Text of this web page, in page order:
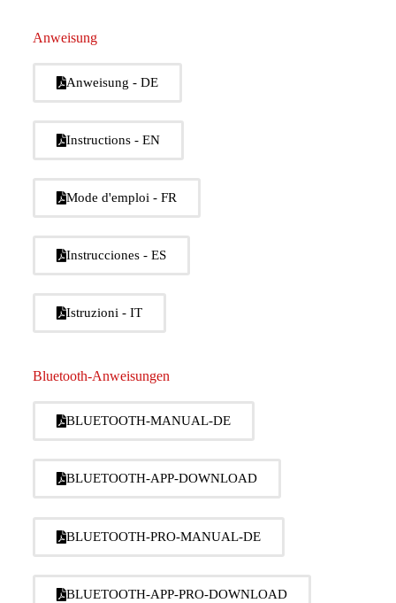
Anweisung
Anweisung - DE
Instructions - EN
Mode d'emploi - FR
Instrucciones - ES
Istruzioni - IT
Bluetooth-Anweisungen
BLUETOOTH-MANUAL-DE
BLUETOOTH-APP-DOWNLOAD
BLUETOOTH-PRO-MANUAL-DE
BLUETOOTH-APP-PRO-DOWNLOAD